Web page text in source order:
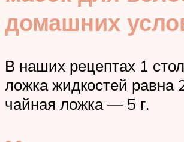
домашних
В наших рецептах 1
ложка жидкостей равна
чайная ложка — 5 г.